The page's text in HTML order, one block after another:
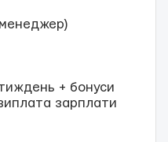
+ бонуси
зарплати